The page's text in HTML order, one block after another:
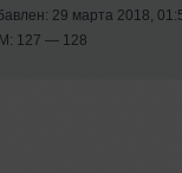
29 марта 2018,
127 — 128